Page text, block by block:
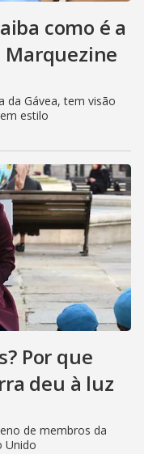
como é a
da Gávea, tem visão
estilo
Por que
deu à luz
de membros da
Unido